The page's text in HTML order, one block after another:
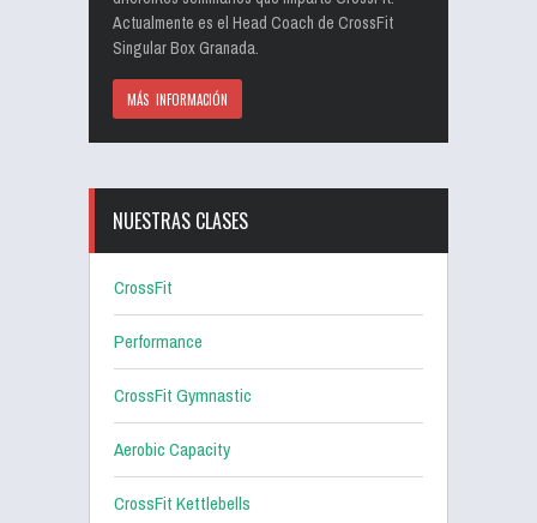
Actualmente es el Head Coach de CrossFit
Singular Box Granada.
MÁS INFORMACIÓN
NUESTRAS CLASES
CrossFit
Performance
CrossFit Gymnastic
Aerobic Capacity
CrossFit Kettlebells